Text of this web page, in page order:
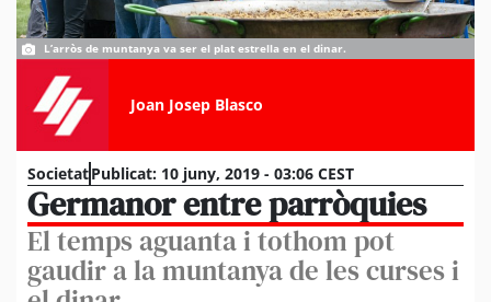
L’arròs de muntanya va ser el plat estrella en el dinar.
Joan Josep Blasco
SocietatPublicat: 10 juny, 2019 - 03:06 CEST
Germanor entre parròquies
El temps aguanta i tothom pot
gaudir a la muntanya de les curses i